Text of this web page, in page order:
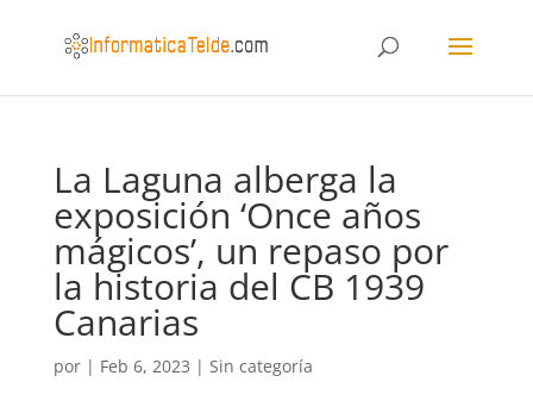
La Laguna alberga la
exposición ‘Once años
mágicos’, un repaso por
la historia del CB 1939
Canarias
por | Feb 6, 2023 | Sin categoría